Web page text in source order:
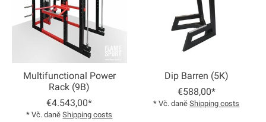
Multifunctional Power
Rack (9B)
€4.543,00*
* Vč. daněShipping costs
Dip Barren (5K)
€588,00*
* Vč. daněShipping costs